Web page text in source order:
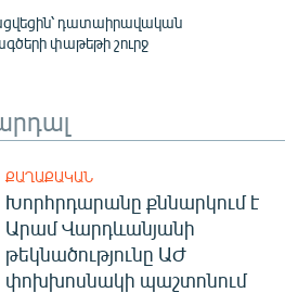
դատաիրավական
փաթեթի շուրջ
ՔԱՂԱՔԱԿԱՆ
Խորհրդարանը քննարկում է
Արամ Վարդևանյանի
թեկնածությունը ԱԺ
փոխխոսնակի պաշտոնում